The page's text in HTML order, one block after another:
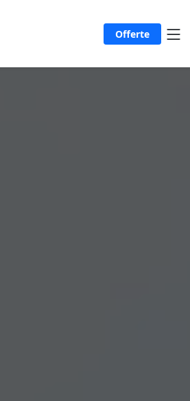
Offerte